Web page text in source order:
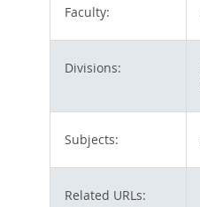
Faculty:
Divisions:
Subjects:
Related URLs: